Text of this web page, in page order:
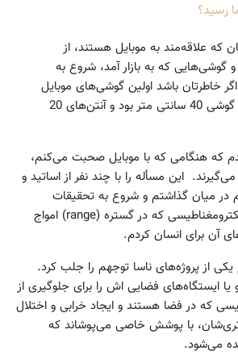
رسید؟
که علاقه‌مند به موبایل هستند، از
گوشی‌هایی که به بازار آمد، شروع به
خاطرتان باشد اولین گوشی‌های موبایل
بسیار بزرگ بودند، خود گوشی 40 سانتی متر بود و آنتن‌های 20
که هنگامی که با موبایل صحبت می‌کنم،
این مسأله را با چند نفر از اساتید و
در میان گذاشتم و شروع به تحقیقات
وسیعی در باره امواج الکترومغناطیسی که در گستره (range) امواج
آن‌ برای انسان کردم.
از پروژه‌های ناسا توجهم را جلب کرد.
یا ایستگاه‌های فضایی اش را برای جلوگیری از
که در فضا هستند و ایجاد خرابی و اختلال
با پوشش خاصی می‌پوشاند که
می‌شود.